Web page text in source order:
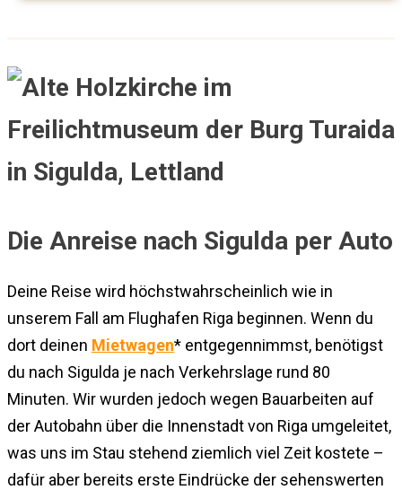
Die Anreise nach Sigulda per Auto
Deine Reise wird höchstwahrscheinlich wie in
unserem Fall am Flughafen Riga beginnen. Wenn du
dort deinen Mietwagen* entgegennimmst, benötigst
du nach Sigulda je nach Verkehrslage rund 80
Minuten. Wir wurden jedoch wegen Bauarbeiten auf
der Autobahn über die Innenstadt von Riga umgeleitet,
was uns im Stau stehend ziemlich viel Zeit kostete –
dafür aber bereits erste Eindrücke der sehenswerten